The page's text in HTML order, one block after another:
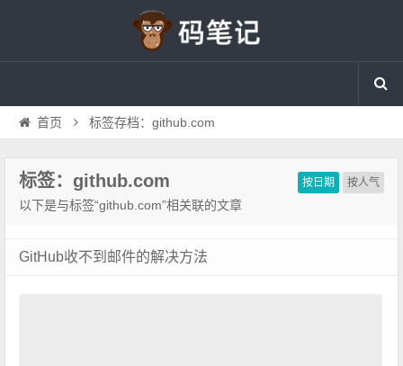
首页 标签存档：github.com
按日期 按人气
标签：github.com
以下是与标签“github.com”相关联的文章
GitHub收不到邮件的解决方法